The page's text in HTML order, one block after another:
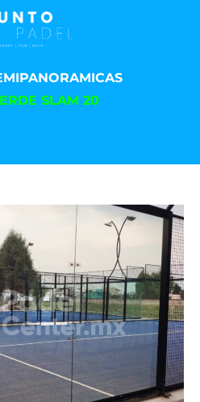
SLAM 20